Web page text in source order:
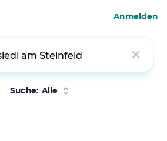
Suche: Alle
Anmelden